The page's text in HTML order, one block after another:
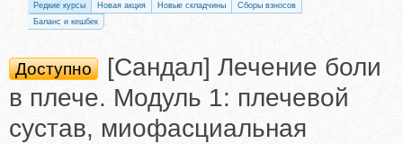
Редкие курсы Новая акция Новые складчины
Сборы взносов
Баланс и кешбек
Доступно
[Сандал] Лечение боли
в плече. Модуль 1: плечевой
сустав, миофасциальная